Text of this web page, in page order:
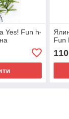
Yes! Fun h-
Fun
110